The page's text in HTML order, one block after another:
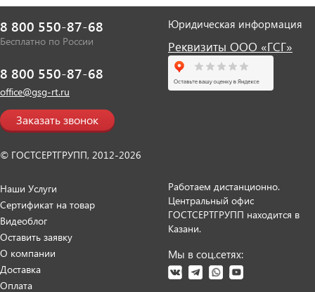
8 800 550-87-68
Бесплатно по России
8 800 550-87-68
office@gsg-rt.ru
Заказать звонок
© ГОСТСЕРТГРУПП, 2012-2026
Юридическая информация
Реквизиты ООО «ГСГ»
Наши Услуги
Сертификат на товар
Видеоблог
Оставить заявку
О компании
Доставка
Оплата
Работаем дистанционно.
Центральный офис
ГОСТСЕРТГРУПП находится в
Казани.
Мы в соц.сетях: